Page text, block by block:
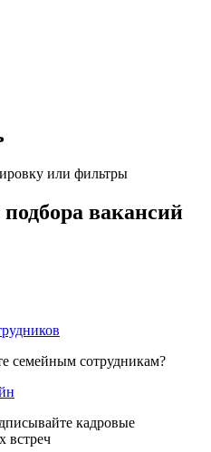
или фильтры
вакансий
семейным сотрудникам?
кадровые
встреч